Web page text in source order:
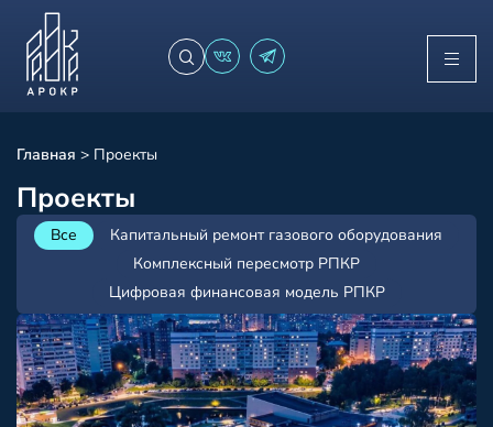
Главная > Проекты
Проекты
Капитальный ремонт газового оборудования
Комплексный пересмотр РПКР
Цифровая финансовая модель РПКР
Все